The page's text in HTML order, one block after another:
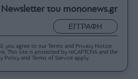
Newsletter του mononews.gr
ΕΓΓΡΑΦΗ
you agree to our Terms and Privacy Notice.
This site is protected by reCAPTCHA and the
Policy and Terms of Service apply.